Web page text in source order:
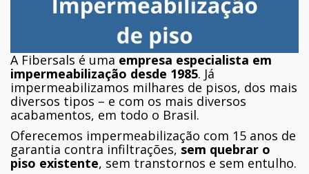
A Fibersals é uma empresa especialista em
impermeabilização desde 1985. Já
impermeabilizamos milhares de pisos, dos mais
diversos tipos – e com os mais diversos
acabamentos, em todo o Brasil.
Oferecemos impermeabilização com 15 anos de
garantia contra infiltrações, sem quebrar o
piso existente, sem transtornos e sem entulho.